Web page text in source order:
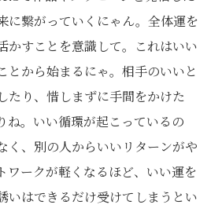
に繋がっていくにゃん。全体運を
かすことを意識して。これはいい
とから始まるにゃ。相手のいいと
たり、惜しまずに手間をかけた
ね。いい循環が起こっているの
く、別の人からいいリターンがや
ワークが軽くなるほど、いい運を
いはできるだけ受けてしまうとい